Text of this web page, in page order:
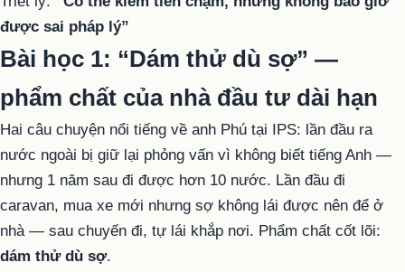
được sai pháp lý”
Bài học 1: “Dám thử dù sợ” —
phẩm chất của nhà đầu tư dài hạn
Hai câu chuyện nổi tiếng về anh Phú tại IPS: lần đầu ra
nước ngoài bị giữ lại phỏng vấn vì không biết tiếng Anh —
nhưng 1 năm sau đi được hơn 10 nước. Lần đầu đi
caravan, mua xe mới nhưng sợ không lái được nên để ở
nhà — sau chuyến đi, tự lái khắp nơi. Phẩm chất cốt lõi:
dám thử dù sợ.